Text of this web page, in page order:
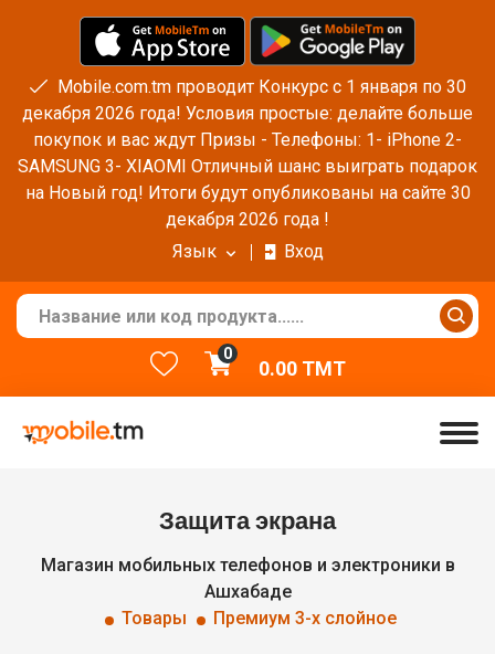
Mobile.com.tm проводит Конкурс с 1 января по 30
декабря 2026 года! Условия простые: делайте больше
покупок и вас ждут Призы - Телефоны: 1- iPhone 2-
SAMSUNG 3- XIAOMI Отличный шанс выиграть подарок
на Новый год! Итоги будут опубликованы на сайте 30
декабря 2026 года !
Язык
Вход
0
0.00TMT
Защита экрана
Магазин мобильных телефонов и электроники в
Ашхабаде
Товары
Премиум 3-х слойное